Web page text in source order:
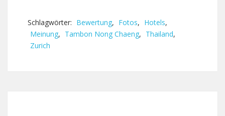
Schlagwörter: Bewertung, Fotos, Hotels,
Meinung, Tambon Nong Chaeng, Thailand,
Zurich